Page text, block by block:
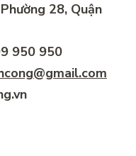
28, Quận
950 950